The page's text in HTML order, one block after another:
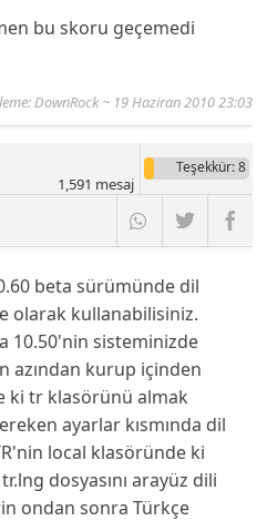
bu skoru geçemedi
DownRock ~ 19 Haziran 2010 23:03
Teşekkür: 8
1,591 mesaj
beta sürümünde dil
olarak kullanabilisiniz.
10.50'nin sisteminizde
azından kurup içinden
ki tr klasörünü almak
ayarlar kısmında dil
local klasöründe ki
dosyasını arayüz dili
ondan sonra Türkçe